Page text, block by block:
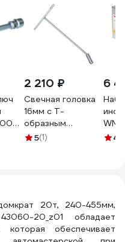
2 210 ₽
Свечная головка
16мм с Т-
образным
воротком Hans
5(1)
6
1/ 4.6
20т, 240-455мм,
20_z01 обладает
которая обеспечивает